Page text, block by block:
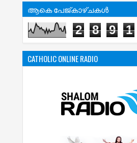
ആകെ പേജ്‌കാഴ്‌ചകള്‍
2 8 9 1
CATHOLIC ONLINE RADIO